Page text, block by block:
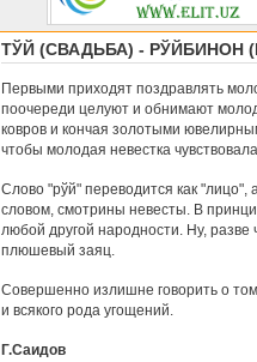
ТЎЙ (СВАДЬБА) -
Первыми приходят поздравлять
поочереди целуют и обнимают
ковров и кончая золотыми
чтобы молодая невестка
Слово "рўй" переводится как "лицо",
словом, смотрины невесты. В
любой другой народности. Ну,
плюшевый заяц.
Cовершенно излишне говорить о
и всякого рода угощений.
Г.Саидов